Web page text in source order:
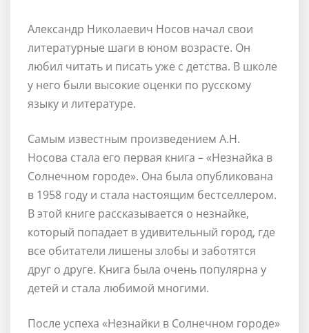
Александр Николаевич Носов начал свои
литературные шаги в юном возрасте. Он
любил читать и писать уже с детства. В школе
у него были высокие оценки по русскому
языку и литературе.
Самым известным произведением А.Н.
Носова стала его первая книга – «Незнайка в
Солнечном городе». Она была опубликована
в 1958 году и стала настоящим бестселлером.
В этой книге рассказывается о незнайке,
который попадает в удивительный город, где
все обитатели лишены злобы и заботятся
друг о друге. Книга была очень популярна у
детей и стала любимой многими.
После успеха «Незнайки в Солнечном городе»